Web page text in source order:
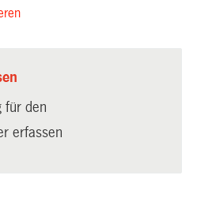
für den
erfassen